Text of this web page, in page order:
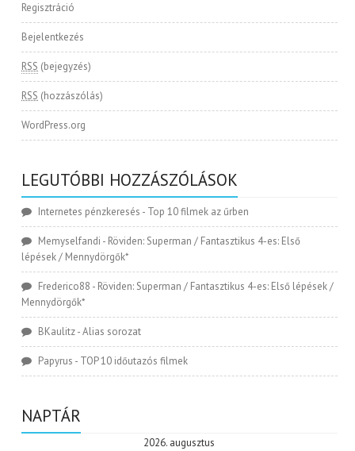
Regisztráció
Bejelentkezés
RSS (bejegyzés)
RSS (hozzászólás)
WordPress.org
LEGUTÓBBI HOZZÁSZÓLÁSOK
Internetes pénzkeresés - Top 10 filmek az űrben
Memyselfandi - Röviden: Superman / Fantasztikus 4-es: Első
lépések / Mennydörgők*
Frederico88 - Röviden: Superman / Fantasztikus 4-es: Első lépések /
Mennydörgők*
BKaulitz-Alias sorozat
Papyrus - TOP 10 időutazós filmek
NAPTÁR
2026. augusztus